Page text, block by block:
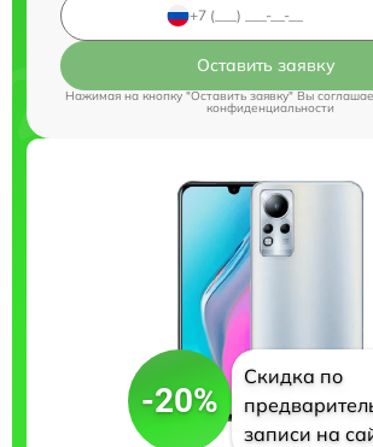
Оставить заявку
Нажимая на кнопку "Оставить заявку" Вы
конфиденциальности
-20%
Скидка по
записи на